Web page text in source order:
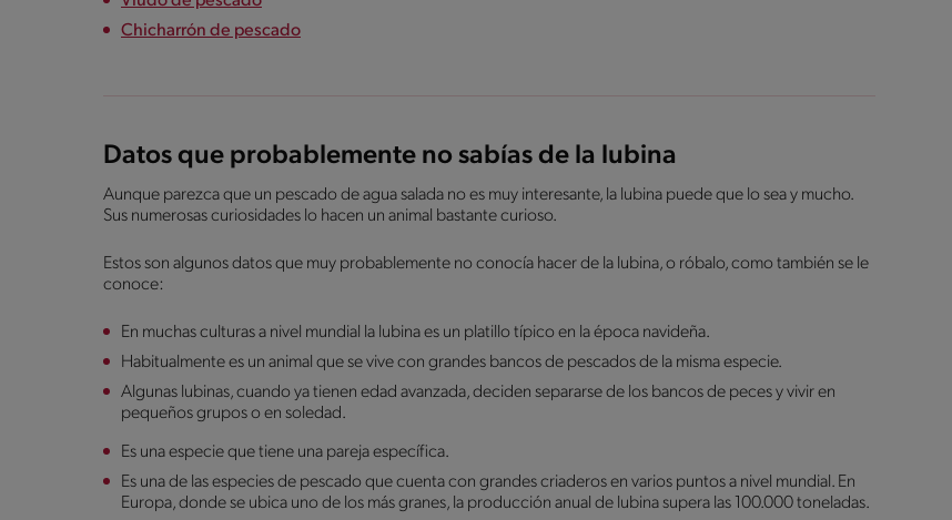
Chicharrón de pescado
Datos que probablemente no sabías de la lubina
Aunque parezca que un pescado de agua salada no es muy interesante, la lubina puede que lo sea y mucho.
Sus numerosas curiosidades lo hacen un animal bastante curioso.
Estos son algunos datos que muy probablemente no conocía hacer de la lubina, o róbalo, como también se le
conoce:
En muchas culturas a nivel mundial la lubina es un platillo típico en la época navideña.
Habitualmente es un animal que se vive con grandes bancos de pescados de la misma especie.
Algunas lubinas, cuando ya tienen edad avanzada, deciden separarse de los bancos de peces y vivir en
pequeños grupos o en soledad.
Es una especie que tiene una pareja específica.
Es una de las especies de pescado que cuenta con grandes criaderos en varios puntos a nivel mundial. En
Europa, donde se ubica uno de los más granes, la producción anual de lubina supera las 100.000 toneladas.